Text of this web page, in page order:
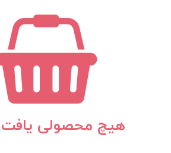
هیچ محصولی